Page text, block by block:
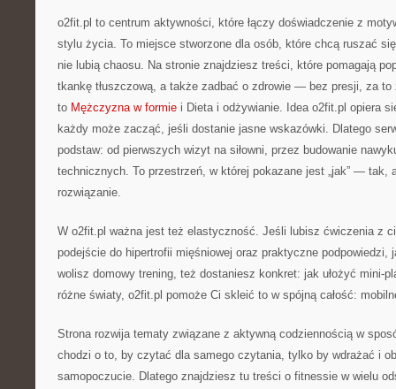
o2fit.pl to centrum aktywności, które łączy doświadczenie z
stylu życia. To miejsce stworzone dla osób, które chcą ruszać
nie lubią chaosu. Na stronie znajdziesz treści, które pomagają
tkankę tłuszczową, a także zadbać o zdrowie — bez presji, za to
to Mężczyzna w formie i Dieta i odżywianie. Idea o2fit.pl opiera
każdy może zacząć, jeśli dostanie jasne wskazówki. Dlatego
podstaw: od pierwszych wizyt na siłowni, przez budowanie
technicznych. To przestrzeń, w której pokazane jest „jak” — tak,
rozwiązanie.
W o2fit.pl ważna jest też elastyczność. Jeśli lubisz ćwiczenia z
podejście do hipertrofii mięśniowej oraz praktyczne podpowiedzi,
wolisz domowy trening, też dostaniesz konkret: jak ułożyć mini-
różne światy, o2fit.pl pomoże Ci skleić to w spójną całość:
Strona rozwija tematy związane z aktywną codziennością w
chodzi o to, by czytać dla samego czytania, tylko by wdrażać i
samopoczucie. Dlatego znajdziesz tu treści o fitnessie w wielu